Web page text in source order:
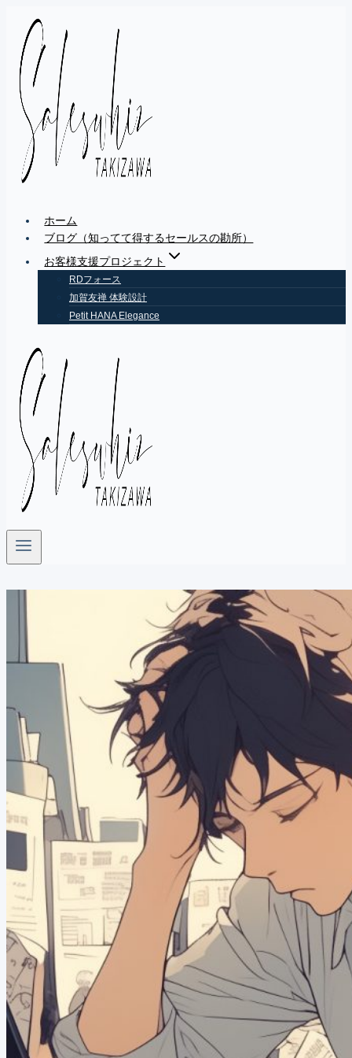
content
ホーム
ブログ（知ってて得するセールスの勘所）
お客様支援プロジェクト
RDフォース
加賀友禅 体験設計
Petit HANA Elegance